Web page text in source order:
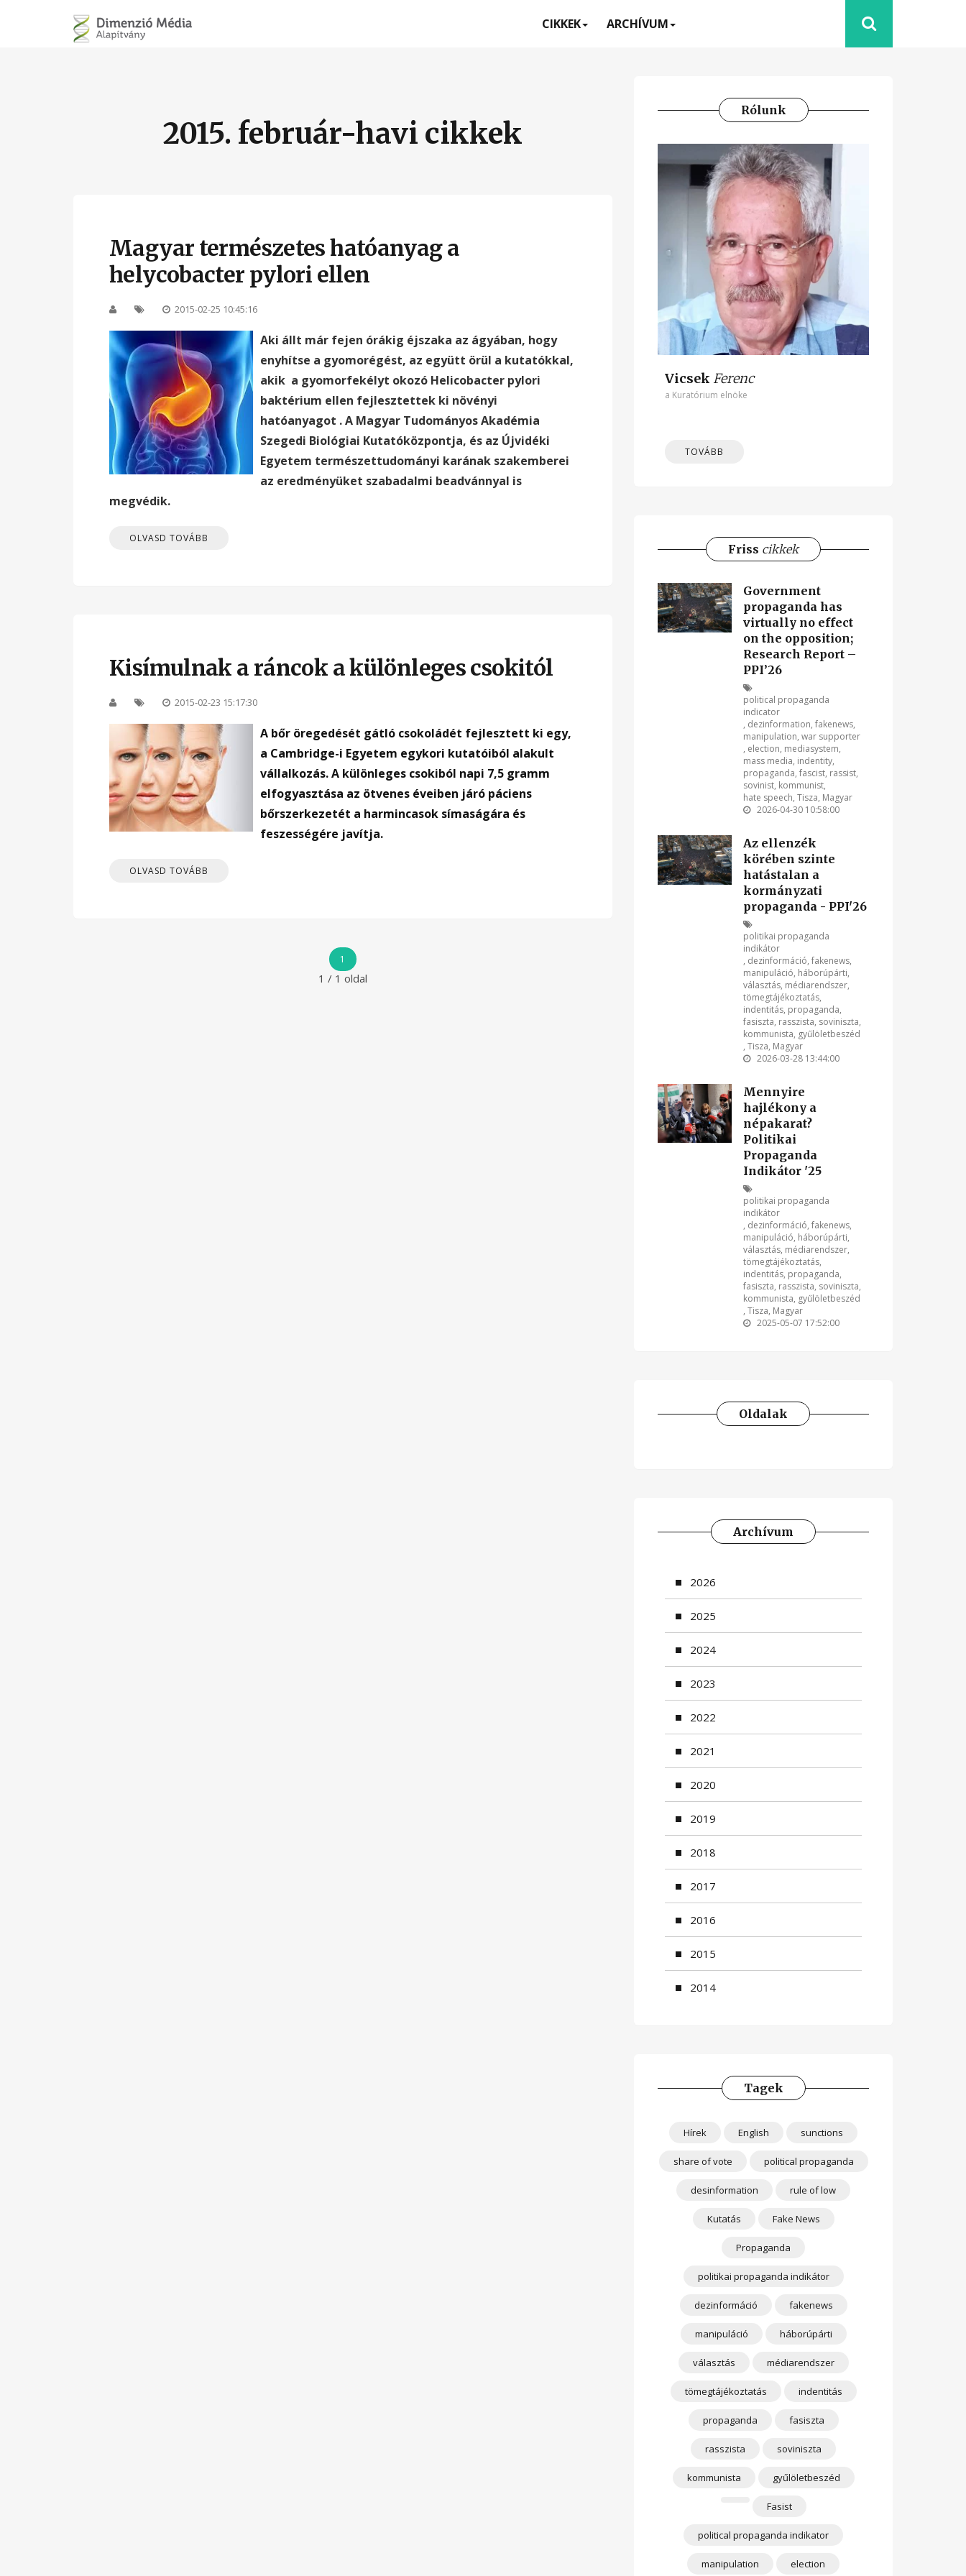
CIKKEK ARCHÍVUM
2015. február-havi cikkek
Magyar természetes hatóanyag a
helycobacter pylori ellen
2015-02-25 10:45:16
Aki állt már fejen órákig éjszaka az ágyában, hogy
enyhítse a gyomorégést, az együtt örül a kutatókkal,
akik a gyomorfekélyt okozó Helicobacter pylori
baktérium ellen fejlesztettek ki növényi
hatóanyagot .A Magyar Tudományos Akadémia
Szegedi Biológiai Kutatóközpontja, és az Újvidéki
Egyetem természettudományi karának szakemberei
az eredményüket szabadalmi beadvánnyal is
megvédik.
OLVASD TOVÁBB
Kisímulnak a ráncok a különleges csokitól
2015-02-23 15:17:30
A bőr öregedését gátló csokoládét fejlesztett ki egy,
a Cambridge-i Egyetem egykori kutatóiból alakult
vállalkozás. A különleges csokiból napi 7,5 gramm
elfogyasztása az ötvenes éveiben járó páciens
bőrszerkezetét a harmincasok símaságára és
feszességére javítja.
OLVASD TOVÁBB
1
1 / 1 oldal
Rólunk
Vicsek Ferenc
a Kuratórium elnöke
TOVÁBB
Friss cikkek
Government
propaganda has
virtually no effect
on the opposition;
Research Report –
PPI’26
political propaganda
indicator
, dezinformation, fakenews,
manipulation, war supporter
, election, mediasystem,
mass media, indentity,
propaganda, fascist, rassist,
sovinist, kommunist,
hate speech, Tisza, Magyar
2026-04-30 10:58:00
Az ellenzék
körében szinte
hatástalan a
kormányzati
propaganda - PPI'26
politikai propaganda
indikátor
, dezinformáció, fakenews,
manipuláció, háborúpárti,
választás, médiarendszer,
tömegtájékoztatás,
indentitás, propaganda,
fasiszta, rasszista, soviniszta,
kommunista, gyűlöletbeszéd
, Tisza, Magyar
2026-03-28 13:44:00
Mennyire
hajlékony a
népakarat?
Politikai
Propaganda
Indikátor '25
politikai propaganda
indikátor
, dezinformáció, fakenews,
manipuláció, háborúpárti,
választás, médiarendszer,
tömegtájékoztatás,
indentitás, propaganda,
fasiszta, rasszista, soviniszta,
kommunista, gyűlöletbeszéd
, Tisza, Magyar
2025-05-07 17:52:00
Oldalak
Archívum
2026
2025
2024
2023
2022
2021
2020
2019
2018
2017
2016
2015
2014
Tagek
Hírek English sunctions
share of vote political propaganda
desinformation rule of low
Kutatás Fake News
Propaganda
politikai propaganda indikátor
dezinformáció fakenews
manipuláció háborúpárti
választás médiarendszer
tömegtájékoztatás indentitás
propaganda fasiszta
rasszista soviniszta
kommunista gyűlöletbeszéd
Fasist
political propaganda indikator
manipulation election